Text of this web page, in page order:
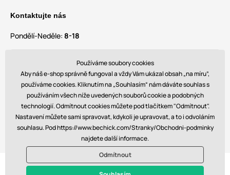
Kontaktujte nás
Pondělí-Neděle: 8-18
Máte dotazy a návrhy?
contact@bechick.com
Najdete nás také na
© 2026 www.bechick.com. Technicky zajišťujeSimplia s.r.o.
Používáme soubory cookies
Aby náš e-shop správně fungoval a vždy Vám ukázal obsah „na míru”,
používáme cookies. Kliknutím na „Souhlasím“ nám dáváte souhlas s
používáním všech níže uvedených souborů cookie a podobných
technologií. Odmítnout cookies můžete pod tlačítkem "Odmítnout".
Nastavení můžete sami spravovat, kdykoli je upravovat, a to i odvoláním
souhlasu. Pod https://www.bechick.com/Stranky/Obchodni-podminky
najdete další informace.
Odmítnout